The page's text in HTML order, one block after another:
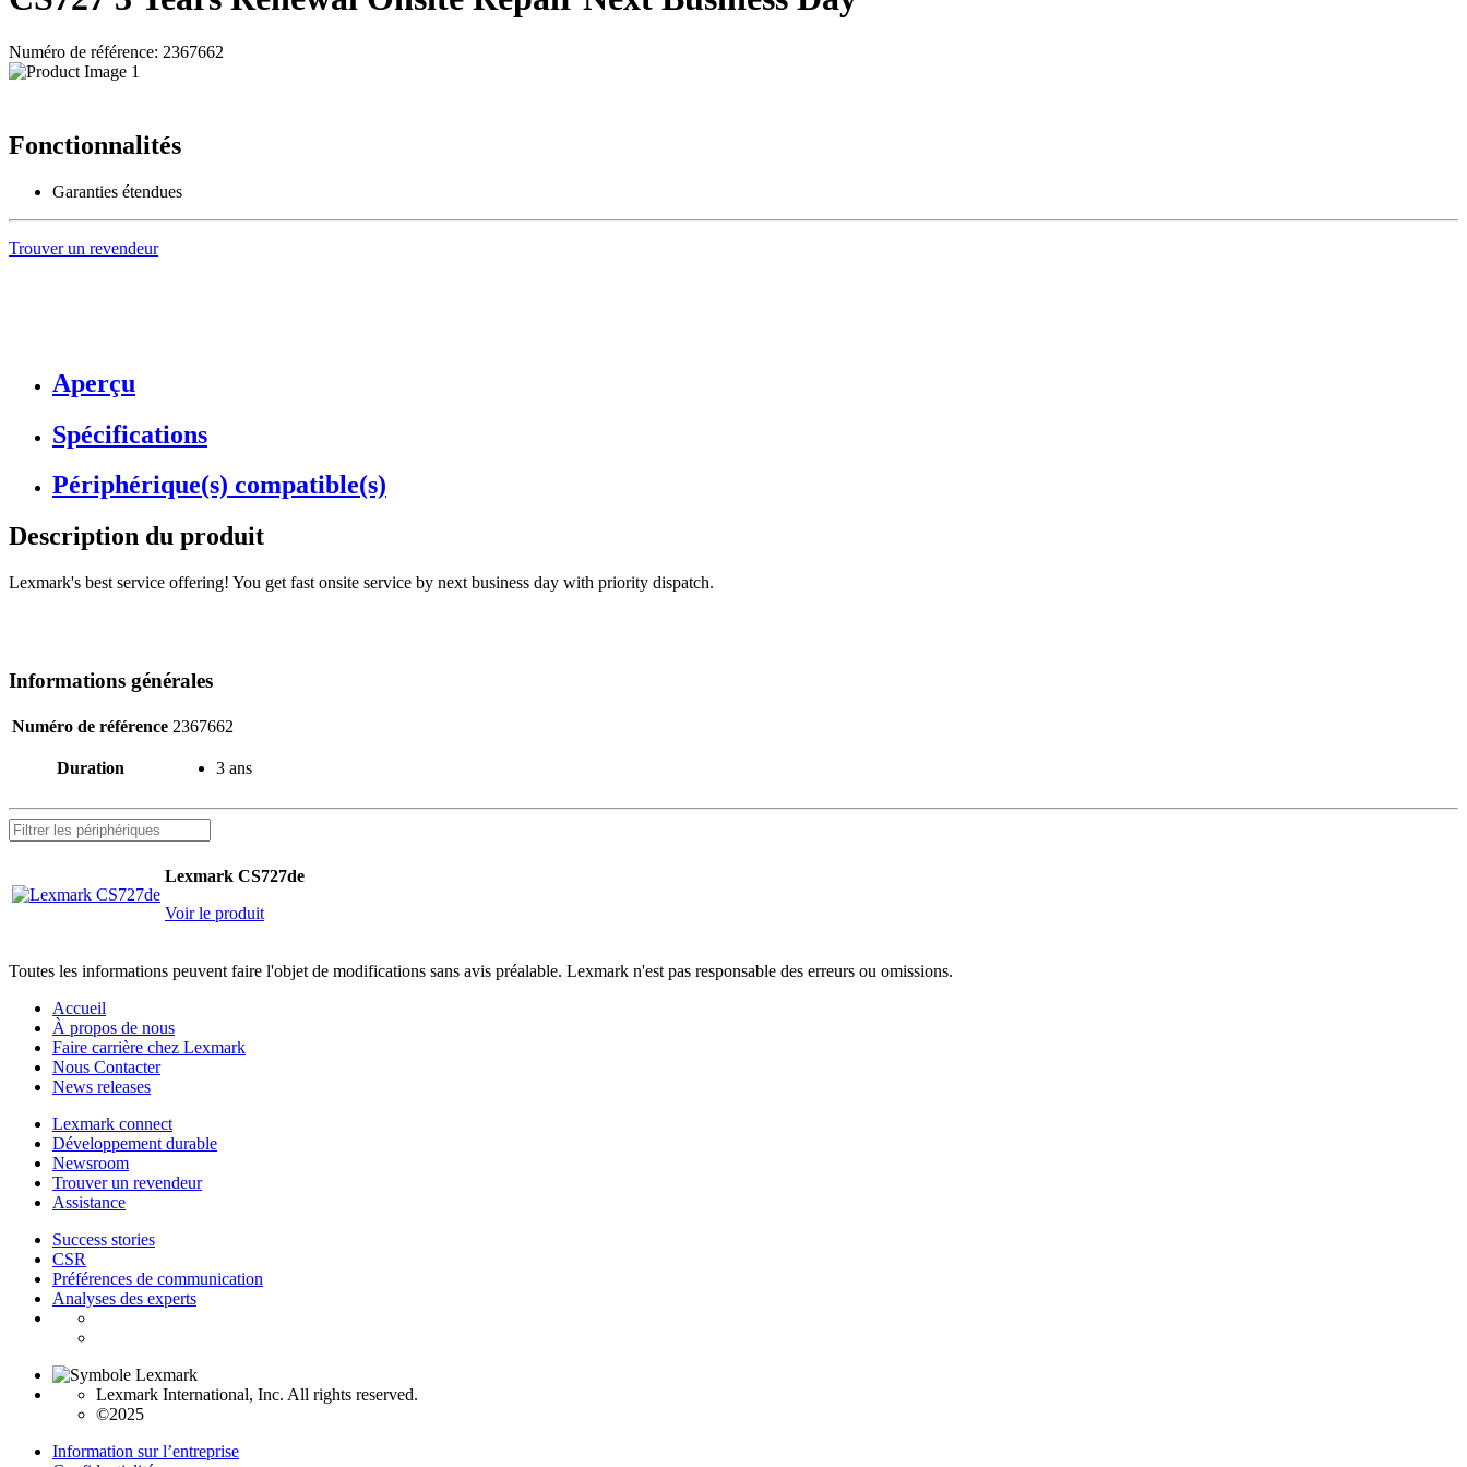
Numéro de référence: 2367662
Fonctionnalités
Garanties étendues
Trouver un revendeur
Aperçu
Spécifications
Périphérique(s) compatible(s)
Description du produit
Lexmark's best service offering! You get fast onsite service by next business day with priority dispatch.
Informations générales
Numéro de référence 2367662
Duration 3 ans
Lexmark CS727de
Voir le produit
Toutes les informations peuvent faire l'objet de modifications sans avis préalable. Lexmark n'est pas responsable des erreurs ou omissions.
Accueil
À propos de nous
Faire carrière chez Lexmark
Nous Contacter
News releases
Lexmark connect
Développement durable
Newsroom
Trouver un revendeur
Assistance
Success stories
CSR
Préférences de communication
Analyses des experts
Lexmark International, Inc. All rights reserved.
©2025
Information sur l’entreprise